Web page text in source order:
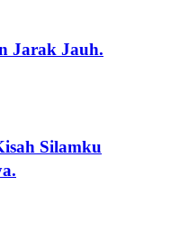
Jarak Jauh.
Silamku